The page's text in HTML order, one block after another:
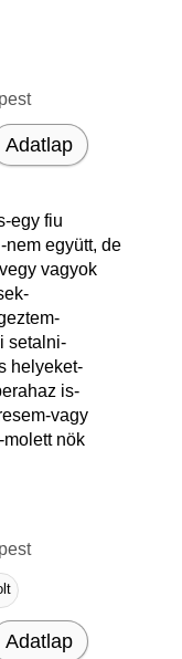
Adatlap
egy fiu
nem együtt, de
vagyok
setalni-
helyeket-
is-
vagy
molett nök
Adatlap